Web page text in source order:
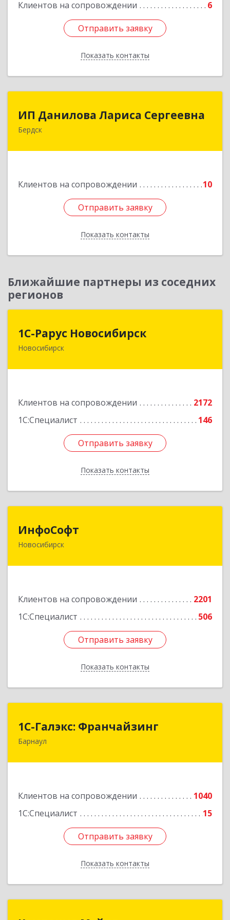
Клиентов на сопровождении 6
Отправить заявку
Показать контакты
Отправить заявку
Назад
ИП Данилова Лариса Сергеевна
Бердск
Клиентов на сопровождении 10
Отправить заявку
Показать контакты
633004, Новосибирская обл, Бердск г, Озерная
Отправить заявку
Назад
Ближайшие партнеры из соседних
регионов
1С-Рарус Новосибирск
Новосибирск
Клиентов на сопровождении
2172
1С:Специалист
146
Отправить заявку
Показать контакты
1С-Рарус Новосибирск
630015, Новосибирская обл, Новосибирск г,
Подробнее
Отправить заявку
Назад
ИнфоСофт
Новосибирск
Клиентов на сопровождении
2201
1С:Специалист
506
Отправить заявку
Показать контакты
630091, Новосибирская обл, Новосибирск г,
Отправить заявку
Назад
1С-Галэкс: Франчайзинг
Барнаул
Клиентов на сопровождении
1040
1С:Специалист
15
Отправить заявку
Показать контакты
1С-Галэкс: Франчайзинг
656015, Алтайский край, Барнаул г, Деповская
Отправить заявку
Назад